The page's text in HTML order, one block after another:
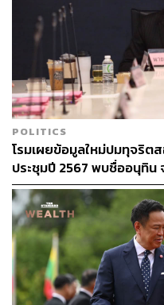
POLITICS
โรมเผยข้อมูลใหม่ปมทุจริต
ประชุมปี 2567 พบชื่ออนุทิ
ม.บูรพา หรือไม่